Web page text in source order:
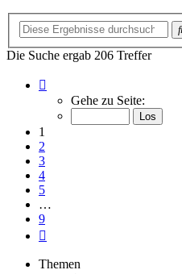
Die Suche ergab 206 Treffer
von
Gehe zu Seite:
1
2
3
4
5
…
9
Themen